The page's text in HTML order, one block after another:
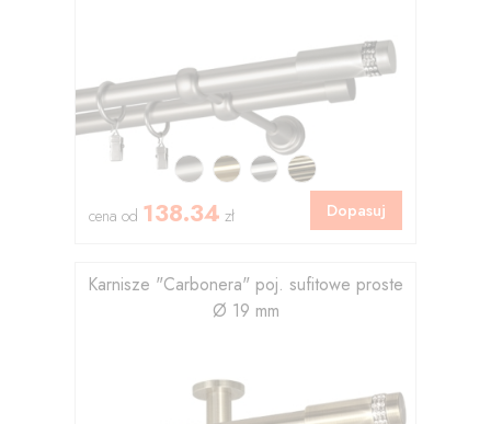
cena od 138.34 zł Dopasuj
Karnisze "Carbonera" poj. sufitowe proste
Ø 19 mm